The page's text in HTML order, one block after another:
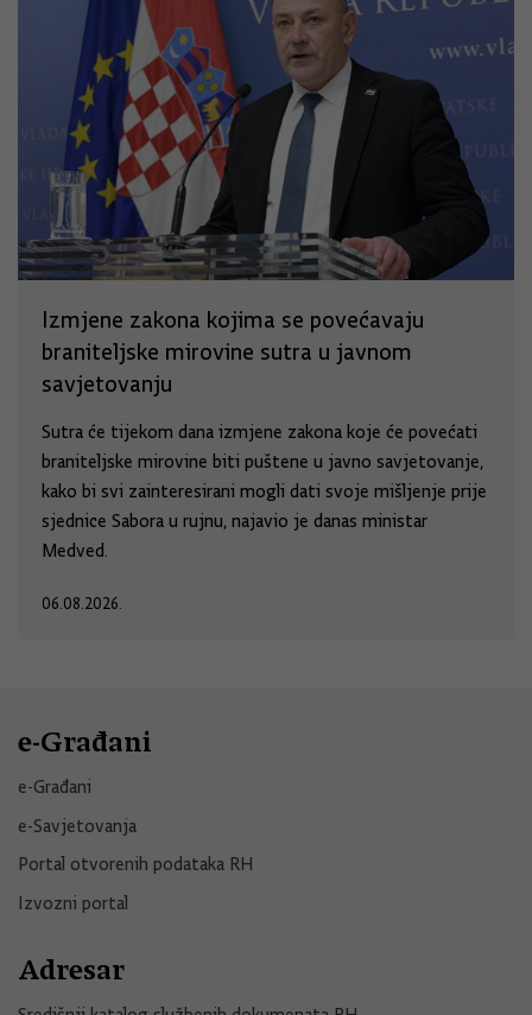
Izmjene zakona kojima se povećavaju
braniteljske mirovine sutra u javnom
savjetovanju
Sutra će tijekom dana izmjene zakona koje će povećati
braniteljske mirovine biti puštene u javno savjetovanje,
kako bi svi zainteresirani mogli dati svoje mišljenje prije
sjednice Sabora u rujnu, najavio je danas ministar
Medved.
06.08.2026.
e-Građani
e-Građani
e-Savjetovanja
Portal otvorenih podataka RH
Izvozni portal
Adresar